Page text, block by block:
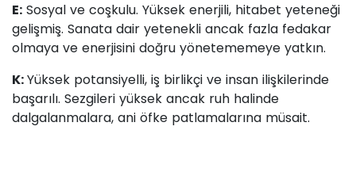
E: Sosyal ve coşkulu. Yüksek enerjili, hitabet yeteneği
gelişmiş. Sanata dair yetenekli ancak fazla fedakar
olmaya ve enerjisini doğru yönetememeye yatkın.
K:Yüksek potansiyelli, iş birlikçi ve insan ilişkilerinde
başarılı. Sezgileri yüksek ancak ruh halinde
dalgalanmalara, ani öfke patlamalarına müsait.